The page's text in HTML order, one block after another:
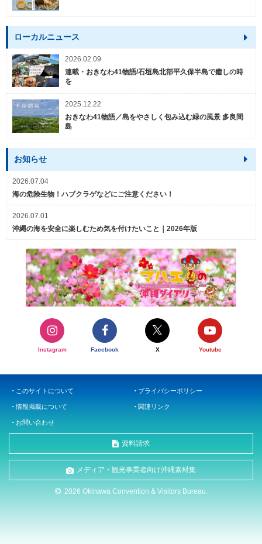
ローカルニュース
2026.02.09
連載・おきなわ41物語/石垣島北部平久保半島で癒しの時
を
2025.12.22
おきなわ41物語／島をやさしく包み込む緑の風景 多良間
島
お知らせ
2026.07.04
海の危険生物！ハブクラゲなどにご注意ください！
2026.07.01
沖縄の海を安全に楽しむため気を付けたいこと｜2026年版
Instagram Facebook X Youtube
このサイトについて プライバシーポリシー
情報掲載について 関連リンク
お問い合わせ
資料請求
メディア・観光事業者向け沖縄素材集
2026 Okinawa Convention & Visitors Bureau.